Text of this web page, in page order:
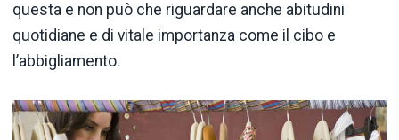
questa e non può che riguardare anche abitudini
quotidiane e di vitale importanza come il cibo e
l’abbigliamento.